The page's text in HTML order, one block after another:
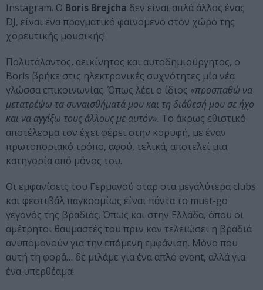
Instagram. O Boris Brejcha δεν είναι απλά άλλος ένας
DJ, είναι ένα πραγματικό φαινόμενο στον χώρο της
χορευτικής μουσικής!
Πολυτάλαντος, αεικίνητος και αυτοδημιούργητος, ο
Boris βρήκε στις ηλεκτρονικές συχνότητες μία νέα
γλώσσα επικοινωνίας. Όπως λέει ο ίδιος «προσπαθώ να
μετατρέψω τα συναισθήματά μου και τη διάθεσή μου σε ήχο
και να αγγίξω τους άλλους με αυτόν». Το άκρως εθιστικό
αποτέλεσμα τον έχει φέρει στην κορυφή, με έναν
πρωτοποριακό τρόπο, αφού, τελικά, αποτελεί μια
κατηγορία από μόνος του.
Οι εμφανίσεις του Γερμανού σταρ στα μεγαλύτερα clubs
και φεστιβάλ παγκοσμίως είναι πάντα το must-go
γεγονός της βραδιάς. Όπως και στην Ελλάδα, όπου οι
αμέτρητοι θαυμαστές του πριν καν τελειώσει η βραδιά
ανυπομονούν για την επόμενη εμφάνιση. Μόνο που
αυτή τη φορά… δε μιλάμε για ένα απλό event, αλλά για
ένα υπερθέαμα!